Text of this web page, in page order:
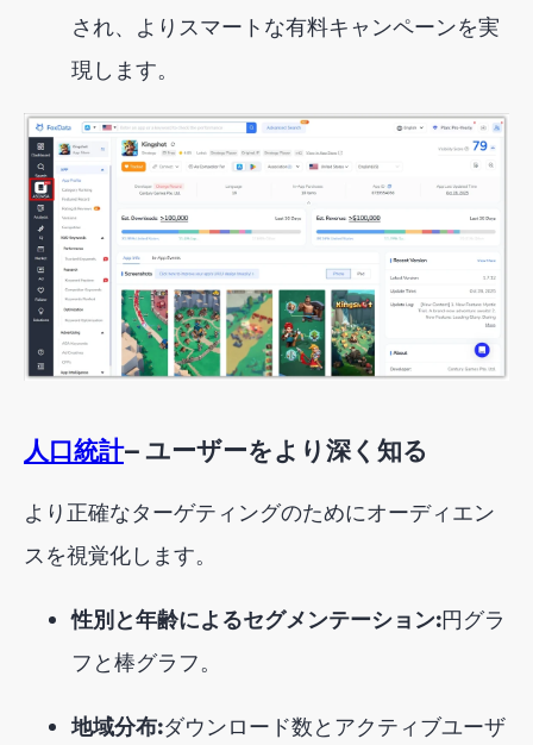
され、よりスマートな有料キャンペーンを実
現します。
人口統計— ユーザーをより深く知る
より正確なターゲティングのためにオーディエン
スを視覚化します。
性別と年齢によるセグメンテーション:円グラ
フと棒グラフ。
地域分布:ダウンロード数とアクティブユーザ